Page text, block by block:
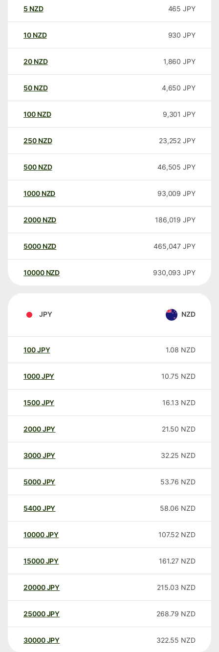
5 NZD 465 JPY
10 NZD 930 JPY
20 NZD 1,860 JPY
50 NZD 4,650 JPY
100 NZD 9,301 JPY
250 NZD 23,252 JPY
500 NZD 46,505 JPY
1000 NZD 93,009 JPY
2000 NZD 186,019 JPY
5000 NZD 465,047 JPY
10000 NZD 930,093 JPY
JPY NZD
100JPY 1.08 NZD
1000JPY 10.75 NZD
1500JPY 16.13 NZD
2000JPY 21.50 NZD
3000JPY 32.25 NZD
5000JPY 53.76 NZD
5400JPY 58.06 NZD
10000 JPY 107.52 NZD
15000 JPY 161.27 NZD
20000 JPY 215.03 NZD
25000 JPY 268.79 NZD
30000 JPY 322.55 NZD